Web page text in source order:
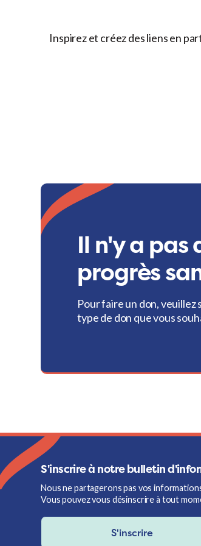
Inspirez et créez des liens en
Il n'y a pas
progrès
Pour faire un don, veuillez
type de don que vous
S'inscrire à notre bulletin
Nous ne partagerons pas vos
Vous pouvez vous désinscrire à tout
S'inscrire